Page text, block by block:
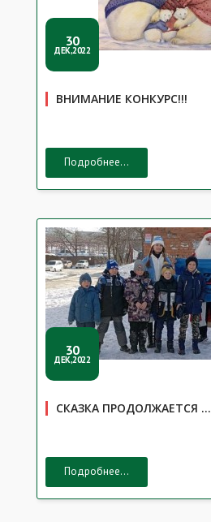
30
ДЕК,2022
ВНИМАНИЕ КОНКУРС!!!
Подробнее...
30
ДЕК,2022
СКАЗКА ПРОДОЛЖАЕТСЯ …
Подробнее...